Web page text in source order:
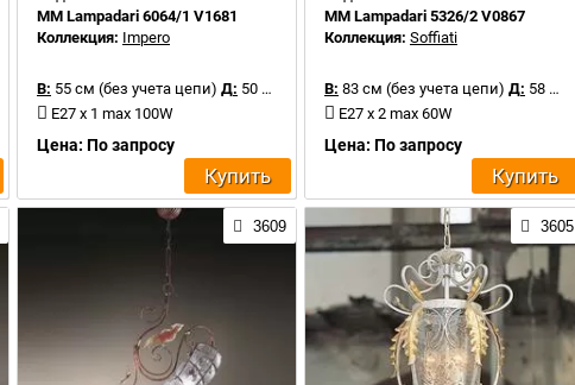
MM Lampadari 6064/1 V1681
Коллекция: Impero
В: 55 см (без учета цепи) Д: 50 см
E27 x 1 max 100W
Цена: По запросу
Купить
MM Lampadari 5326/2 V0867
Коллекция: Soffiati
В: 83 см (без учета цепи) Д: 58 см
E27 x 2 max 60W
Цена: По запросу
Купить
3609 3605